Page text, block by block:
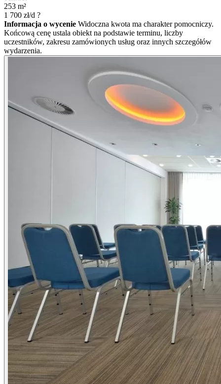
253 m²
1 700 zł/d ?
Informacja o wycenie Widoczna kwota ma charakter pomocniczy.
Końcową cenę ustala obiekt na podstawie terminu, liczby
uczestników, zakresu zamówionych usług oraz innych szczegółów
wydarzenia.